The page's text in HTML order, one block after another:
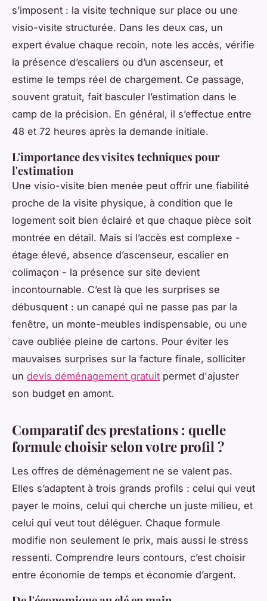
s’imposent : la visite technique sur place ou une
visio-visite structurée. Dans les deux cas, un
expert évalue chaque recoin, note les accès, vérifie
la présence d’escaliers ou d’un ascenseur, et
estime le temps réel de chargement. Ce passage,
souvent gratuit, fait basculer l’estimation dans le
camp de la précision. En général, il s’effectue entre
48 et 72 heures après la demande initiale.
L'importance des visites techniques pour
l'estimation
Une visio-visite bien menée peut offrir une fiabilité
proche de la visite physique, à condition que le
logement soit bien éclairé et que chaque pièce soit
montrée en détail. Mais si l’accès est complexe -
étage élevé, absence d’ascenseur, escalier en
colimaçon - la présence sur site devient
incontournable. C’est là que les surprises se
débusquent : un canapé qui ne passe pas par la
fenêtre, un monte-meubles indispensable, ou une
cave oubliée pleine de cartons. Pour éviter les
mauvaises surprises sur la facture finale, solliciter
un devis déménagement gratuit permet d'ajuster
son budget en amont.
Comparatif des prestations : quelle
formule choisir selon votre profil ?
Les offres de déménagement ne se valent pas.
Elles s’adaptent à trois grands profils : celui qui veut
payer le moins, celui qui cherche un juste milieu, et
celui qui veut tout déléguer. Chaque formule
modifie non seulement le prix, mais aussi le stress
ressenti. Comprendre leurs contours, c’est choisir
entre économie de temps et économie d’argent.